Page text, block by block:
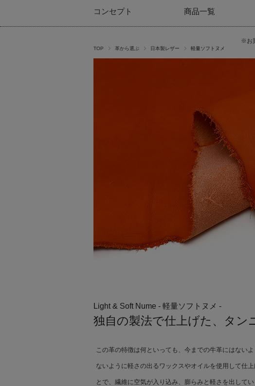
コンセプト 商品一覧
※お
TOP 革から選ぶ 日本製レザー 軽量ソフトヌメ
Light & Soft Nume - 軽量ソフトヌメ -
独自の製法で仕上げた、タン
この革の特徴は何といっても、今までの牛革にはない
ないように軽さの出るワックスやオイルを使用して仕
とで、繊維に空気が入り込み、膨らみと軽さを出して